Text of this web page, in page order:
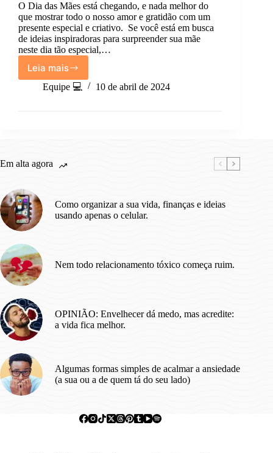
O Dia das Mães está chegando, e nada melhor do
que mostrar todo o nosso amor e gratidão com um
presente especial e criativo. Se você está em busca
de ideias inspiradoras para surpreender sua mãe
neste dia tão especial,…
Leia maisPresentes
Criativos
para
Equipe 💻 10 de abril de 2024
Em alta agora
Como organizar a sua vida, finanças e ideias
usando apenas o celular.
Nem todo relacionamento tóxico começa ruim.
OPINIÃO: Envelhecer dá medo, mas acredite:
a vida fica melhor.
Algumas formas simples de acalmar a ansiedade
(a sua ou a de quem tá do seu lado)